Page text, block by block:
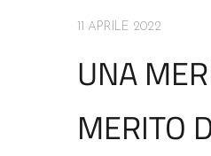
11 APRILE 2022
UNA
MERITO